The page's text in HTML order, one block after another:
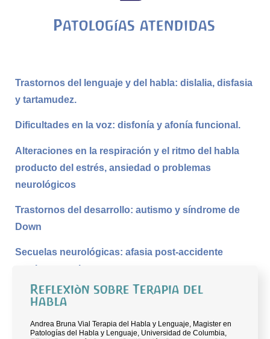
Patologías atendidas
Trastornos del lenguaje y del habla: dislalia, disfasia
y tartamudez.
Dificultades en la voz: disfonía y afonía funcional.
Alteraciones en la respiración y el ritmo del habla
producto del estrés, ansiedad o problemas
neurológicos
Trastornos del desarrollo: autismo y síndrome de
Down
Secuelas neurológicas: afasia post-accidente
cerebrovascular
Reflexiòn sobre Terapia del
habla
Andrea Bruna Vial Terapia del Habla y Lenguaje, Magister en
Patologías del Habla y Lenguaje, Universidad de Columbia,